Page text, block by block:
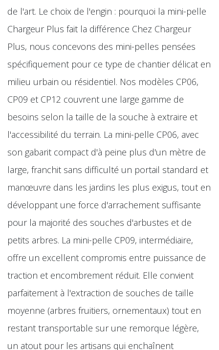
de l'art. Le choix de l'engin : pourquoi la mini-pelle
Chargeur Plus fait la différence Chez Chargeur
Plus, nous concevons des mini-pelles pensées
spécifiquement pour ce type de chantier délicat en
milieu urbain ou résidentiel. Nos modèles CP06,
CP09 et CP12 couvrent une large gamme de
besoins selon la taille de la souche à extraire et
l'accessibilité du terrain. La mini-pelle CP06, avec
son gabarit compact d'à peine plus d'un mètre de
large, franchit sans difficulté un portail standard et
manœuvre dans les jardins les plus exigus, tout en
développant une force d'arrachement suffisante
pour la majorité des souches d'arbustes et de
petits arbres. La mini-pelle CP09, intermédiaire,
offre un excellent compromis entre puissance de
traction et encombrement réduit. Elle convient
parfaitement à l'extraction de souches de taille
moyenne (arbres fruitiers, ornementaux) tout en
restant transportable sur une remorque légère,
un atout pour les artisans qui enchaînent